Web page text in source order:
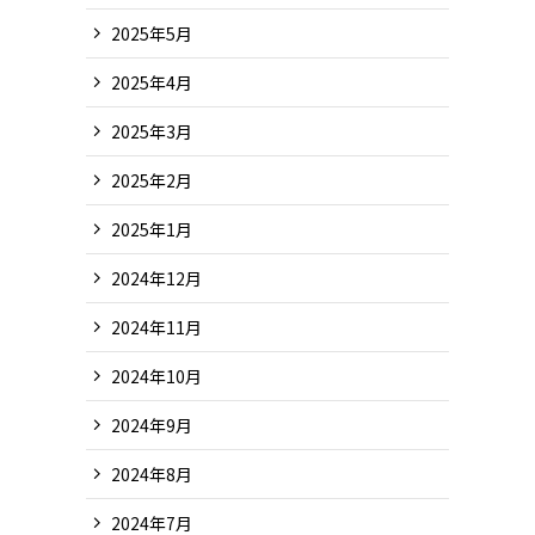
2025年5月
2025年4月
2025年3月
2025年2月
2025年1月
2024年12月
2024年11月
2024年10月
2024年9月
2024年8月
2024年7月